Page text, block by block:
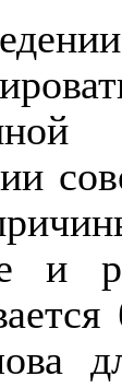
и
ся